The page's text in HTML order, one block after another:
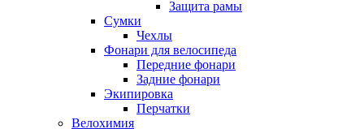
Защита рамы
Сумки
Чехлы
Фонари для велосипеда
Передние фонари
Задние фонари
Экипировка
Перчатки
Велохимия